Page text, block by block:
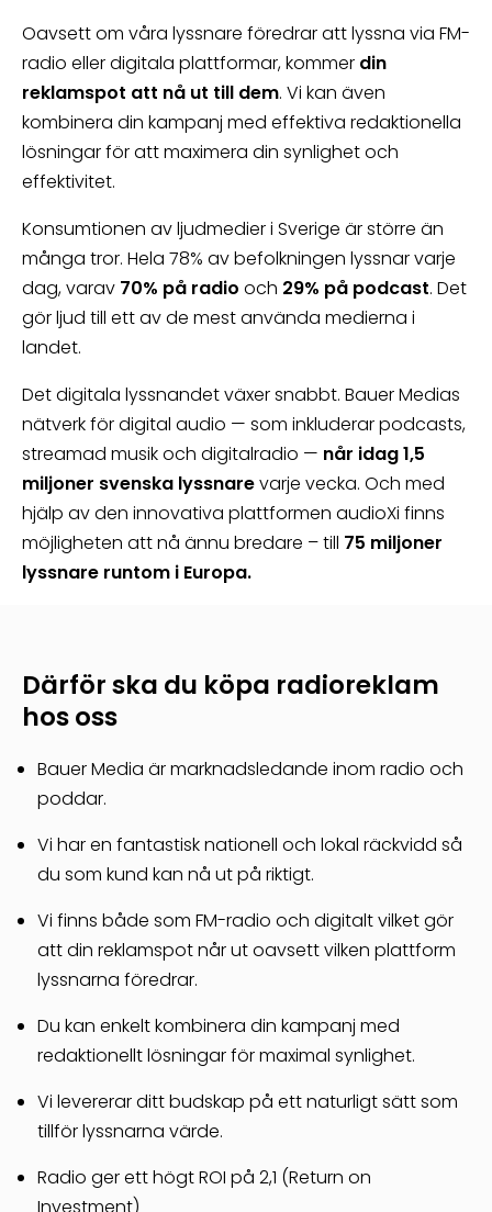
Oavsett om våra lyssnare föredrar att lyssna via FM-
radio eller digitala plattformar, kommer din
reklamspot att nå ut till dem. Vi kan även
kombinera din kampanj med effektiva redaktionella
lösningar för att maximera din synlighet och
effektivitet.
Konsumtionen av ljudmedier i Sverige är större än
många tror. Hela 78% av befolkningen lyssnar varje
dag, varav 70% på radio och 29% på podcast. Det
gör ljud till ett av de mest använda medierna i
landet.
Det digitala lyssnandet växer snabbt. Bauer Medias
nätverk för digital audio — som inkluderar podcasts,
streamad musik och digitalradio — når idag 1,5
miljoner svenska lyssnarevarje vecka. Och med
hjälp av den innovativa plattformen audioXi finns
möjligheten att nå ännu bredare – till 75 miljoner
lyssnare runtom i Europa.
Därför ska du köpa radioreklam
hos oss
Bauer Media är marknadsledande inom radio och
poddar.
Vi har en fantastisk nationell och lokal räckvidd så
du som kund kan nå ut på riktigt.
Vi finns både som FM-radio och digitalt vilket gör
att din reklamspot når ut oavsett vilken plattform
lyssnarna föredrar.
Du kan enkelt kombinera din kampanj med
redaktionellt lösningar för maximal synlighet.
Vi levererar ditt budskap på ett naturligt sätt som
tillför lyssnarna värde.
Radio ger ett högt ROI på 2,1 (Return on